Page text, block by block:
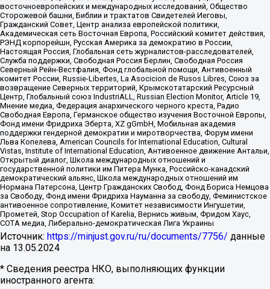
восточноевропейских и международных исследований, Общество
Сторожевой башни, Библии и трактатов Свидетелей Иеговы,
Гражданский Совет, Центр анализа европейской политики,
Академическая сеть Восточная Европа, Российский комитет действия,
РЭНД корпорейшн, Русская Америка за демократию в России,
Настоящая Россия, Глобальная сеть журналистов-расследователей,
Служба поддержки, Свободная Россия Берлин, Свободная Россия
Северный Рейн-Вестфалия, Фонд глобальной помощи, Антивоенный
комитет России, Russie-Libertes, La Asocicion de Rusos Libres, Союз за
возвращение Северных территорий, Крымскотатарский Ресурсный
Центр, Глобальный союз IndustriALL, Russian Election Monitor, Article 19,
Мнение медиа, Федерация анархического черного креста, Радио
Свободная Европа, Германское общество изучения Восточной Европы,
Фонд имени Фридриха Эберта, XZ gGmbH, Мобильная академия
поддержки гендерной демократии и миротворчества, Форум имени
Льва Копелева, American Councils for International Education, Cultural
Vistas, Institute of International Education, Антивоенное движение Антальи,
Открытый диалог, Школа международных отношений и
государственной политики им Питера Мунка, Российско-канадский
демократический альянс, Школа международных отношений им
Нормана Патерсона, Центр Гражданских Свобод, Фонд Бориса Немцова
за Свободу, Фонд имени Фридриха Науманна за свободу, Феминистское
антивоенное сопротивление, Комитет независимости Ингушетии,
Прометей, Stop Occupation of Karelia, Вернись живым, Фридом Хаус,
СОТА медиа, Либерально-демократическая Лига Украины
Источник: https://minjust.gov.ru/ru/documents/7756/ данные
на 13.05.2024
* Сведения реестра НКО, выполняющих функции
иностранного агента: